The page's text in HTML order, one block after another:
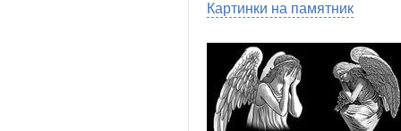
Картинки на памятник